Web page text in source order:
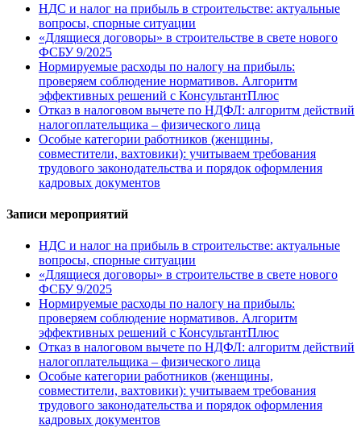
НДС и налог на прибыль в строительстве: актуальные
вопросы, спорные ситуации
«Длящиеся договоры» в строительстве в свете нового
ФСБУ 9/2025
Нормируемые расходы по налогу на прибыль:
проверяем соблюдение нормативов. Алгоритм
эффективных решений с КонсультантПлюс
Отказ в налоговом вычете по НДФЛ: алгоритм действий
налогоплательщика – физического лица
Особые категории работников (женщины,
совместители, вахтовики): учитываем требования
трудового законодательства и порядок оформления
кадровых документов
Записи мероприятий
НДС и налог на прибыль в строительстве: актуальные
вопросы, спорные ситуации
«Длящиеся договоры» в строительстве в свете нового
ФСБУ 9/2025
Нормируемые расходы по налогу на прибыль:
проверяем соблюдение нормативов. Алгоритм
эффективных решений с КонсультантПлюс
Отказ в налоговом вычете по НДФЛ: алгоритм действий
налогоплательщика – физического лица
Особые категории работников (женщины,
совместители, вахтовики): учитываем требования
трудового законодательства и порядок оформления
кадровых документов